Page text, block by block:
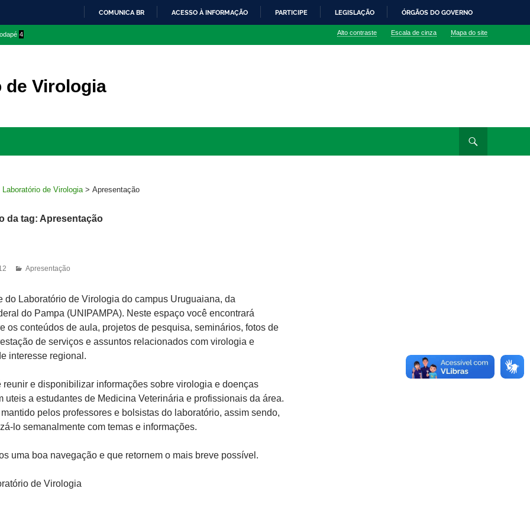
O
COMUNICA BR ACESSO À INFORMAÇÃO PARTICIPE LEGISLAÇÃO ÓRGÃOS DO GOVERNO
4 Alto contraste Escala de cinza Mapa do site
de Virologia
Laboratório de Virologia > Apresentação
da tag: Apresentação
Apresentação
do Laboratório de Virologia do campus Uruguaiana, da
do Pampa (UNIPAMPA). Neste espaço você encontrará
os conteúdos de aula, projetos de pesquisa, seminários, fotos de
de serviços e assuntos relacionados com virologia e
interesse regional.
reunir e disponibilizar informações sobre virologia e doenças
uteis a estudantes de Medicina Veterinária e profissionais da área.
pelos professores e bolsistas do laboratório, assim sendo,
lo semanalmente com temas e informações.
uma boa navegação e que retornem o mais breve possível.
de Virologia